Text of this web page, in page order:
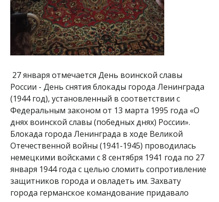
27 января отмечается День воинской славы
России - День снятия блокады города Ленинграда
(1944 год), установленный в соответствии с
Федеральным законом от 13 марта 1995 года «О
днях воинской славы (победных днях) России».
Блокада города Ленинграда в ходе Великой
Отечественной войны (1941-1945) проводилась
немецкими войсками с 8 сентября 1941 года по 27
января 1944 года с целью сломить сопротивление
защитников города и овладеть им. Захвату
города германское командование придавало